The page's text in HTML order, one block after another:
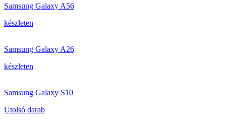
Samsung Galaxy A56
készleten
Samsung Galaxy A26
készleten
Samsung Galaxy S10
Utolsó darab